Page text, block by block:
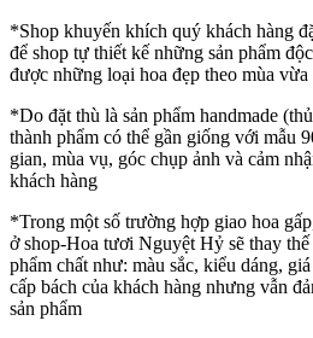
*Shop khuyến khích quý khách hàng
để shop tự thiết kế những sản phẩm
được những loại hoa đẹp theo mùa
*Do đặt thù là sản phẩm handmade
thành phẩm có thể gần giống với mẫu
gian, mùa vụ, góc chụp ảnh và cảm
khách hàng
*Trong một số trường hợp giao hoa
ở shop-Hoa tươi Nguyệt Hỷ sẽ thay
phẩm chất như: màu sắc, kiểu dáng,
cấp bách của khách hàng nhưng vẫn
sản phẩm